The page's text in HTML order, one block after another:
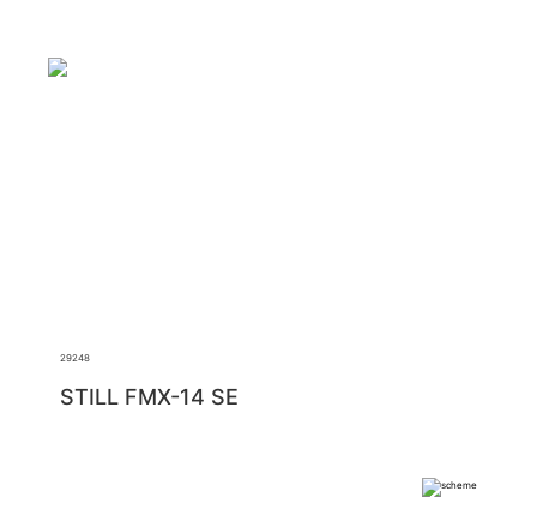
29248
STILL FMX-14 SE